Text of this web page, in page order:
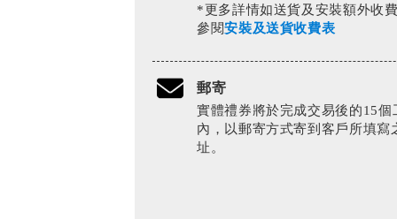
*更多詳情如送貨及安裝額外收
參閱安裝及送貨收費表
郵寄
實體禮券將於完成交易後的15個
內，以郵寄方式寄到客戶所填寫
址。